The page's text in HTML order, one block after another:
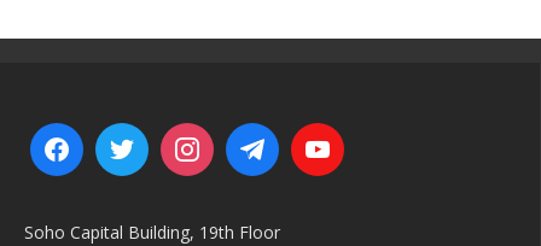
Soho Capital Building, 19th Floor